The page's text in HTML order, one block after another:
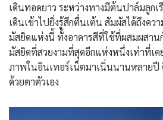
เดินทอดยาว ระหว่างทางมีต้นปาล์มลูกเ
เดินเข้าไปยิ่งรู้สึกตื่นเต้น สัมผัสได้ถึงคว
มัสยิดแห่งนี้ ทั้งอาคารสีที่ใช้ที่ผสมผสาน
มัสยิดที่สวยงามที่สุดอีกแห่งหนึ่งเท่าที่เค
ภาพในอินเทอร์เน็ตมาเนิ่นนานหลายปี
ด้วยตาตัวเอง